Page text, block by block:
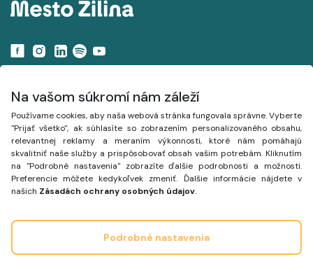
Navigácia
Projekty
Mapa
Články
Na vašom súkromí nám záleží
Používame cookies, aby naša webová stránka fungovala správne. Vyberte
"Prijať všetko", ak súhlasíte so zobrazením personalizovaného obsahu,
relevantnej reklamy a meraním výkonnosti, ktoré nám pomáhajú
skvalitniť naše služby a prispôsobovať obsah vašim potrebám. Kliknutím
na "Podrobné nastavenia" zobrazíte ďalšie podrobnosti a možnosti.
Preferencie môžete kedykoľvek zmeniť. Ďalšie informácie nájdete v
našich Zásadách ochrany osobných údajov.
Podrobné nastavenia